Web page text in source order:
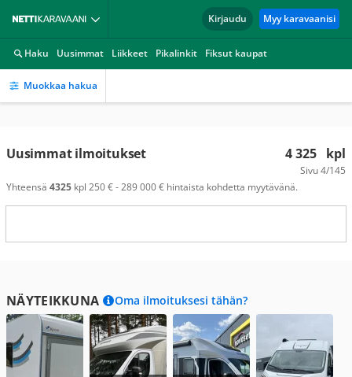
Kirjaudu Myy karavaanisi
Haku Uusimmat Liikkeet Pikalinkit Fiksut kaupat
Muokkaa hakua
4 325 kpl
Sivu4/145
Uusimmat ilmoitukset
Yhteensä 4325 kpl 250 € - 289 000 € hintaista kohdetta myytävänä.
NÄYTEIKKUNA Oma ilmoituksesi tähän?